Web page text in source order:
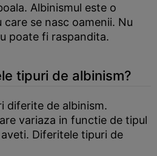
Albinismul este o
se nasc oamenii. Nu
poate fi raspandita.
tipuri de albinism?
diferite de albinism.
variaza in functie de tipul
Diferitele tipuri de